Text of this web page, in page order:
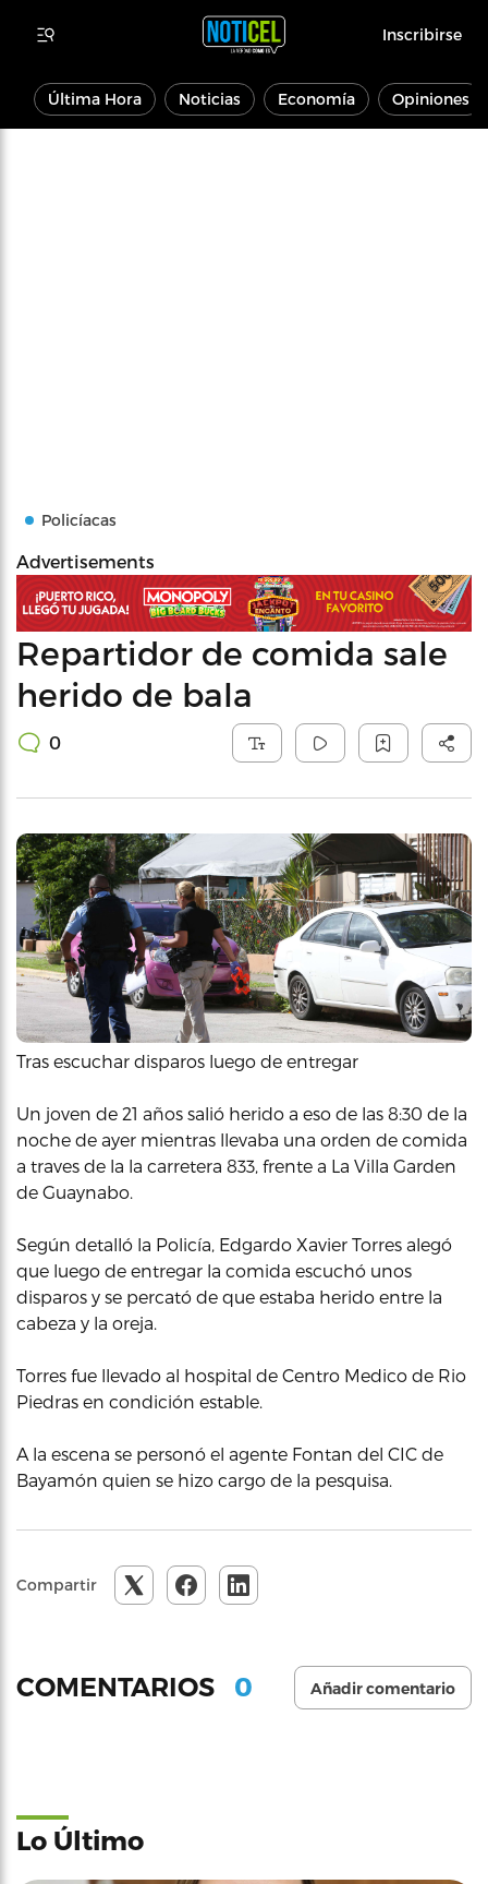
Inscribirse
Última Hora Noticias Economía Opiniones
Policíacas
Advertisements
Repartidor de comida sale
herido de bala
0
Tras escuchar disparos luego de entregar
Un joven de 21 años salió herido a eso de las 8:30 de la
noche de ayer mientras llevaba una orden de comida
a traves de la la carretera 833, frente a La Villa Garden
de Guaynabo.
Según detalló la Policía, Edgardo Xavier Torres alegó
que luego de entregar la comida escuchó unos
disparos y se percató de que estaba herido entre la
cabeza y la oreja.
Torres fue llevado al hospital de Centro Medico de Rio
Piedras en condición estable.
A la escena se personó el agente Fontan del CIC de
Bayamón quien se hizo cargo de la pesquisa.
Compartir
COMENTARIOS 0 Añadir comentario
Lo Último